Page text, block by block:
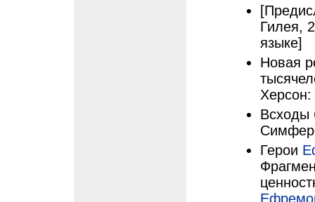
Гилея,
языке]
Новая
Всходы
Герои